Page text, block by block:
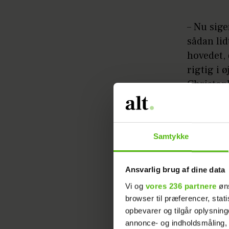
Samtykke
Ansvarlig brug af dine data
Vi og vores 236 partnere
browser til præferencer,
opbevarer og tilgår
annonce- og
– Nu
sådan
rigtig i
mangle
stedet
– Ja
nu,
– Jeg
følelse,